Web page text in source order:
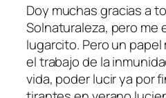
Doy muchas gracias a
Solnaturaleza, pero me
lugarcito. Pero un
el trabajo de la
vida, poder lucir ya por